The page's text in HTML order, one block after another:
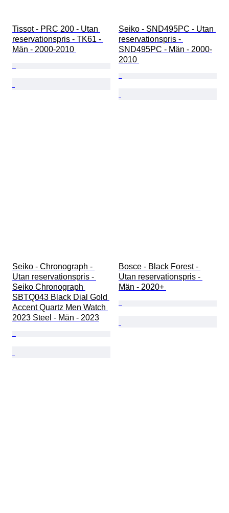
Tissot - PRC 200 - Utan
reservationspris - TK61 -
Män - 2000-2010
Seiko - SND495PC - Utan
reservationspris -
SND495PC - Män - 2000-
2010
Seiko - Chronograph -
Utan reservationspris -
Seiko Chronograph
SBTQ043 Black Dial Gold
Accent Quartz Men Watch
2023 Steel - Män - 2023
Bosce - Black Forest -
Utan reservationspris -
Män - 2020+